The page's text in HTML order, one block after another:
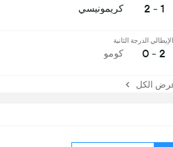
1 - 2 كريمونيسي
الدرجة الثانية
2 - 0 كومو
الكل